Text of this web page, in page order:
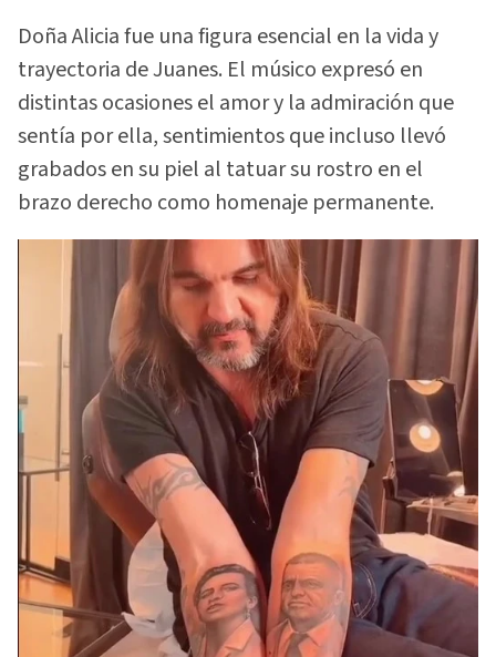
Doña Alicia fue una figura esencial en la vida y
trayectoria de Juanes. El músico expresó en
distintas ocasiones el amor y la admiración que
sentía por ella, sentimientos que incluso llevó
grabados en su piel al tatuar su rostro en el
brazo derecho como homenaje permanente.